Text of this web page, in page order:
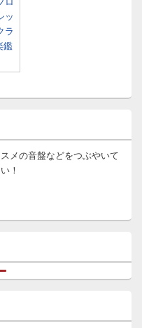
メの音盤などをつぶやいて
！